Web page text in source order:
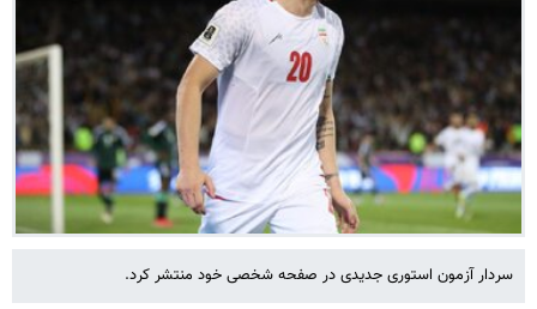
سردار آزمون استوری جدیدی در صفحه شخصی خود منتشر کرد.